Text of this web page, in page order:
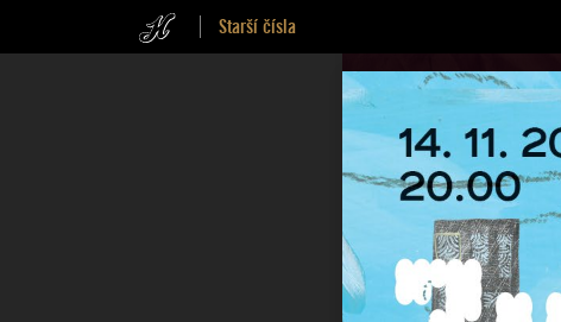
Starší čísla